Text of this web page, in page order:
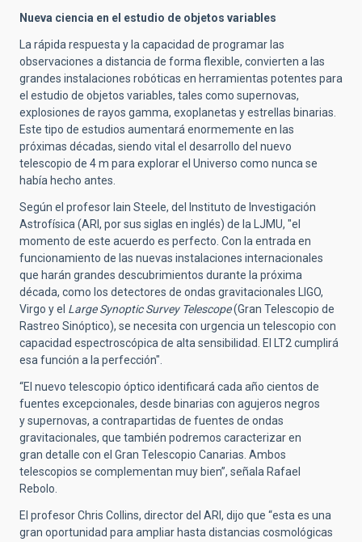
Nueva ciencia en el estudio de objetos variables
La rápida respuesta y la capacidad de programar las
observaciones a distancia de forma flexible, convierten a las
grandes instalaciones robóticas en herramientas potentes para
el estudio de objetos variables, tales como supernovas,
explosiones de rayos gamma, exoplanetas y estrellas binarias.
Este tipo de estudios aumentará enormemente en las
próximas décadas, siendo vital el desarrollo del nuevo
telescopio de 4 m para explorar el Universo como nunca se
había hecho antes.
Según el profesor Iain Steele, del Instituto de Investigación
Astrofísica (ARI, por sus siglas en inglés) de la LJMU, "el
momento de este acuerdo es perfecto. Con la entrada en
funcionamiento de las nuevas instalaciones internacionales
que harán grandes descubrimientos durante la próxima
década, como los detectores de ondas gravitacionales LIGO,
Virgo y el Large Synoptic Survey Telescope(Gran Telescopio de
Rastreo Sinóptico), se necesita con urgencia un telescopio con
capacidad espectroscópica de alta sensibilidad. El LT2 cumplirá
esa función a la perfección".
“El nuevo telescopio óptico identificará cada año cientos de
fuentes excepcionales, desde binarias con agujeros negros
y supernovas, a contrapartidas de fuentes de ondas
gravitacionales, que también podremos caracterizar en
gran detalle con el Gran Telescopio Canarias. Ambos
telescopios se complementan muy bien”, señala Rafael
Rebolo.
El profesor Chris Collins, director del ARI, dijo que “esta es una
gran oportunidad para ampliar hasta distancias cosmológicas